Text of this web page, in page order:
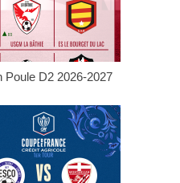
Poule D2 2026-2027